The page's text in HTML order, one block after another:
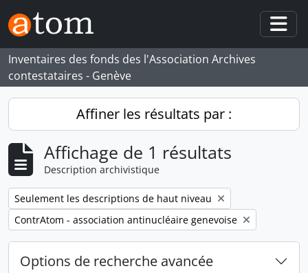
Skip to main content
Inventaires des fonds des l'Association Archives
contestataires - Genève
Affiner les résultats par :
Affichage de 1 résultats
Description archivistique
Remove filter:
Seulement les descriptions de haut niveau
Remove filter:
ContrAtom - association antinucléaire genevoise
Options de recherche avancée